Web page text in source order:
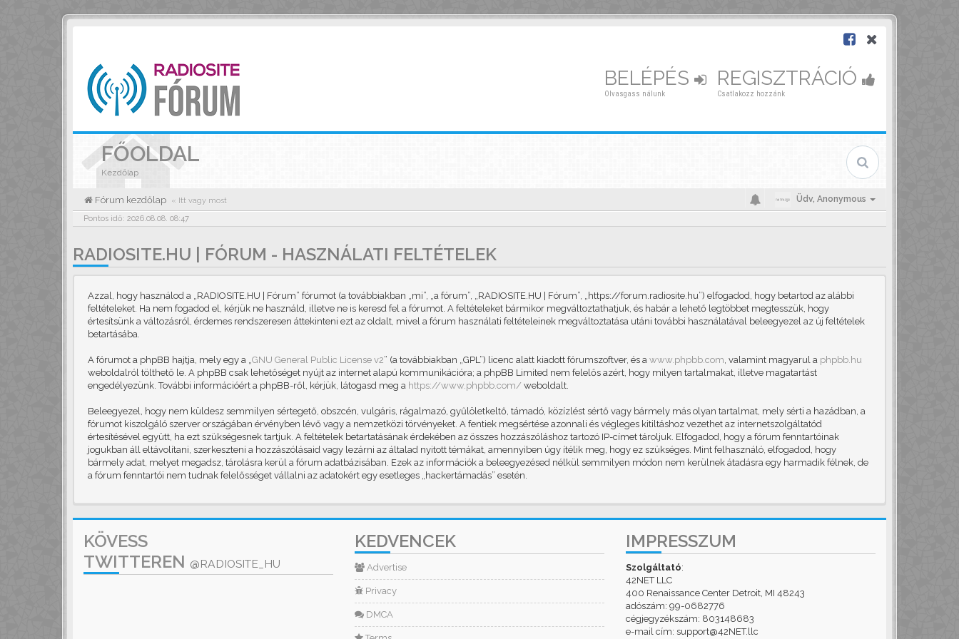
BELÉPÉS
Olvasgass nálunk
REGISZTRÁCIÓ
Csatlakozz hozzánk
FŐOLDAL
Kezdőlap
Fórum kezdőlap « Itt vagy most Üdv, Anonymous
Pontos idő: 2026.08.08. 08:47
RADIOSITE.HU | FÓRUM - HASZNÁLATI FELTÉTELEK
Azzal, hogy használod a „RADIOSITE.HU | Fórum” fórumot (a továbbiakban „mi”, „a fórum”, „RADIOSITE.HU | Fórum”, „https://forum.radiosite.hu”) elfogadod, hogy betartod az alábbi
feltételeket. Ha nem fogadod el, kérjük ne használd, illetve ne is keresd fel a fórumot. A feltételeket bármikor megváltoztathatjuk, és habár a lehető legtöbbet megtesszük, hogy
értesítsünk a változásról, érdemes rendszeresen áttekinteni ezt az oldalt, mivel a fórum használati feltételeinek megváltoztatása utáni további használatával beleegyezel az új feltételek
betartásába.
A fórumot a phpBB hajtja, mely egy a „GNU General Public License v2” (a továbbiakban „GPL”) licenc alatt kiadott fórumszoftver, és a www.phpbb.com, valamint magyarul a phpbb.hu
weboldalról tölthető le. A phpBB csak lehetőséget nyújt az internet alapú kommunikációra; a phpBB Limited nem felelős azért, hogy milyen tartalmakat, illetve magatartást
engedélyezünk. További információért a phpBB-ről, kérjük, látogasd meg a https://www.phpbb.com/ weboldalt.
Beleegyezel, hogy nem küldesz semmilyen sértegető, obszcén, vulgáris, rágalmazó, gyűlöletkeltő, támadó, közízlést sértő vagy bármely más olyan tartalmat, mely sérti a hazádban, a
fórumot kiszolgáló szerver országában érvényben lévő vagy a nemzetközi törvényeket. A fentiek megsértése azonnali és végleges kitiltáshoz vezethet az internetszolgáltatód
értesítésével együtt, ha ezt szükségesnek tartjuk. A feltételek betartatásának érdekében az összes hozzászóláshoz tartozó IP-címet tároljuk. Elfogadod, hogy a fórum fenntartóinak
jogukban áll eltávolítani, szerkeszteni a hozzászólásaid vagy lezárni az általad nyitott témákat, amennyiben úgy ítélik meg, hogy ez szükséges. Mint felhasználó, elfogadod, hogy
bármely adat, melyet megadsz, tárolásra kerül a fórum adatbázisában. Ezek az információk a beleegyezésed nélkül semmilyen módon nem kerülnek átadásra egy harmadik félnek, de
a fórum fenntartói nem tudnak felelősséget vállalni az adatokért egy esetleges „hackertámadás” esetén.
KÖVESS
TWITTEREN @RADIOSITE_HU
KEDVENCEK
Advertise
Privacy
DMCA
IMPRESSZUM
Szolgáltató:
42NET LLC
400 Renaissance Center Detroit, MI 48243
adószám: 99-0682776
cégjegyzékszám: 803148683
e-mail cím: support@42NET.llc